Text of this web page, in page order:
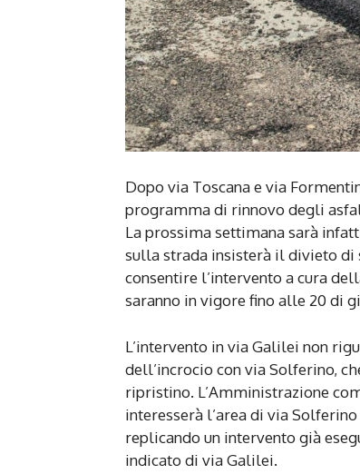
Dopo via Toscana e via
programma di rinnovo degli
La prossima settimana sarà
sulla strada insisterà il divieto di
consentire l’intervento a cura
saranno in vigore fino alle 20 di
L’intervento in via Galilei non
dell’incrocio con via Solferino,
ripristino. L’Amministrazione
interesserà l’area di via
replicando un intervento già
indicato di via Galilei.